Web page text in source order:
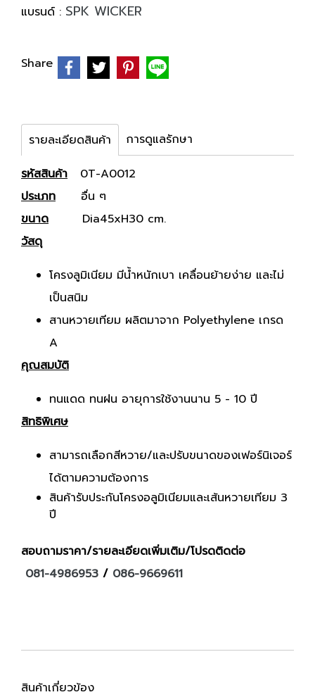
แบรนด์ : SPK WICKER
Share
รายละเอียดสินค้า การดูแลรักษา
รหัสสินค้า 0T-A0012
ประเภท อื่น ๆ
ขนาด Dia45xH30 cm.
วัสดุ
โครงลูมิเนียม มีน้ำหนักเบา เคลื่อนย้ายง่าย และไม่
เป็นสนิม
สานหวายเทียม ผลิตมาจาก Polyethylene เกรด
A
คุณสมบัติ
ทนแดด ทนฝน อายุการใช้งานนาน 5 - 10 ปี
สิทธิพิเศษ
สามารถเลือกสีหวาย/และปรับขนาดของเฟอร์นิเจอร์
ได้ตามความต้องการ
สินค้ารับประกันโครงอลูมิเนียมและเส้นหวายเทียม 3
ปี
สอบถามราคา/รายละเอียดเพิ่มเติม/โปรดติดต่อ
081-4986953 / 086-9669611
สินค้าเกี่ยวข้อง